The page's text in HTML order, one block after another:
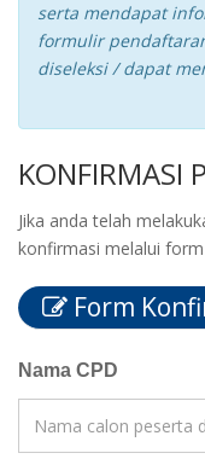
serta mendapat
formulir
diseleksi / dapat
KONFIRMASI
Jika anda telah
konfirmasi melalui
Form
Nama CPD